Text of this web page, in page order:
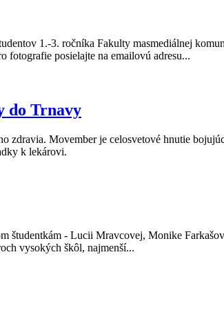
1.-3. ročníka Fakulty masmediálnej
fotografie posielajte na emailovú adresu...
do Trnavy
zdravia. Movember je celosvetové hnutie
k lekárovi.
študentkám - Lucii Mravcovej, Monike
vysokých škôl, najmenší...